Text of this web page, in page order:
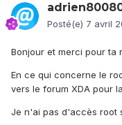
Posté(e) 7 avril
Bonjour et merci pour ta
En ce qui concerne le
vers le forum XDA pour
Je n'ai pas d'accès root